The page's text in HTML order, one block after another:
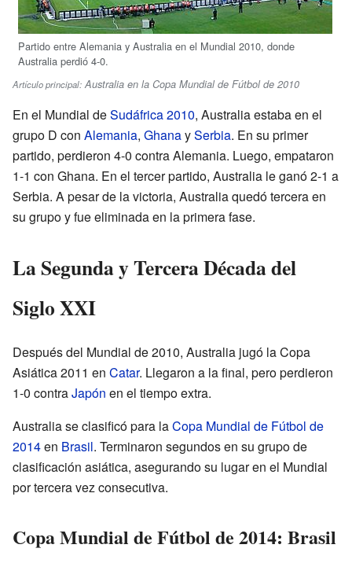
Partido entre Alemania y Australia en el Mundial 2010, donde
Australia perdió 4-0.
Artículo principal: Australia en la Copa Mundial de Fútbol de 2010
En el Mundial deSudáfrica 2010, Australia estaba en el
grupo D con Alemania, GhanaySerbia. En su primer
partido, perdieron 4-0 contra Alemania. Luego, empataron
1-1 con Ghana. En el tercer partido, Australia le ganó 2-1 a
Serbia. A pesar de la victoria, Australia quedó tercera en
su grupo y fue eliminada en la primera fase.
La Segunda y Tercera Década del
Siglo XXI
Después del Mundial de 2010, Australia jugó la Copa
Asiática 2011 en Catar. Llegaron a la final, pero perdieron
1-0 contraJapón en el tiempo extra.
Australia se clasificó para laCopa Mundial de Fútbol de
2014en Brasil. Terminaron segundos en su grupo de
clasificación asiática, asegurando su lugar en el Mundial
por tercera vez consecutiva.
Copa Mundial de Fútbol de 2014: Brasil